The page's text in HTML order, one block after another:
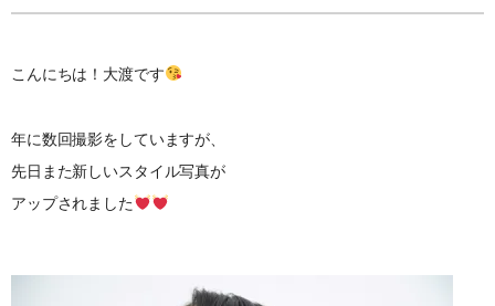
こんにちは！大渡です
年に数回撮影をしていますが、
先日また新しいスタイル写真が
アップされました